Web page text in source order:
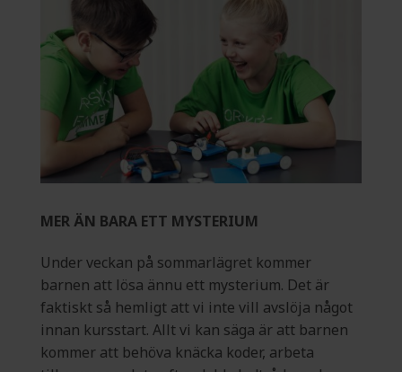
MER ÄN BARA ETT MYSTERIUM
Under veckan på sommarlägret kommer
barnen att lösa ännu ett mysterium. Det är
faktiskt så hemligt att vi inte vill avslöja något
innan kursstart. Allt vi kan säga är att barnen
kommer att behöva knäcka koder, arbeta